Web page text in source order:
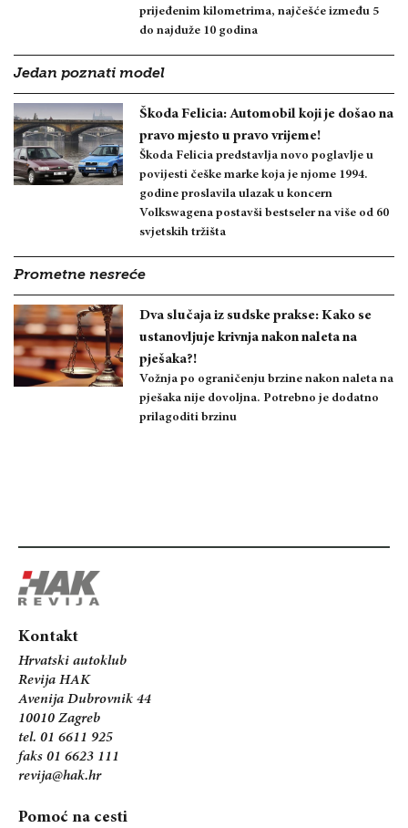
prijeđenim kilometrima, najčešće između 5
do najduže 10 godina
Jedan poznati model
Škoda Felicia: Automobil koji je došao na
pravo mjesto u pravo vrijeme!
Škoda Felicia predstavlja novo poglavlje u
povijesti češke marke koja je njome 1994.
godine proslavila ulazak u koncern
Volkswagena postavši bestseler na više od 60
svjetskih tržišta
Prometne nesreće
Dva slučaja iz sudske prakse: Kako se
ustanovljuje krivnja nakon naleta na
pješaka?!
Vožnja po ograničenju brzine nakon naleta na
pješaka nije dovoljna. Potrebno je dodatno
prilagoditi brzinu
Kontakt
Hrvatski autoklub
Revija HAK
Avenija Dubrovnik 44
10010 Zagreb
tel. 01 6611 925
faks 01 6623 111
revija@hak.hr
Pomoć na cesti